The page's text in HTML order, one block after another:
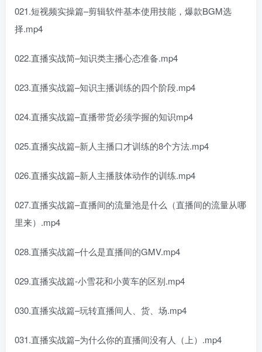
021.短视频实操篇–剪辑软件基本使用技能，爆款BGM选
择.mp4
022.直播实战简–知识类主播心态准备.mp4
023.直播实战篇–知识主播训练的四个阶段.mp4
024.直播实战篇–直播带货必须学握的知识mp4
025.直播实战篇–新人主播口才训练的8个方法.mp4
026.直播实战篇–新人主播肢体动作的训练.mp4
027.直播实战篇–直播间的流量池是什么（直播间的流量从哪
里来）.mp4
028.直播实战篇–什么是直播间的GMV.mp4
029.直播实战篇-小雪花和小黄车的区别.mp4
030.直播实战篇–玩转直播间人、货、场.mp4
031.直播实战篇–为什么你的直播间没有人（上）.mp4